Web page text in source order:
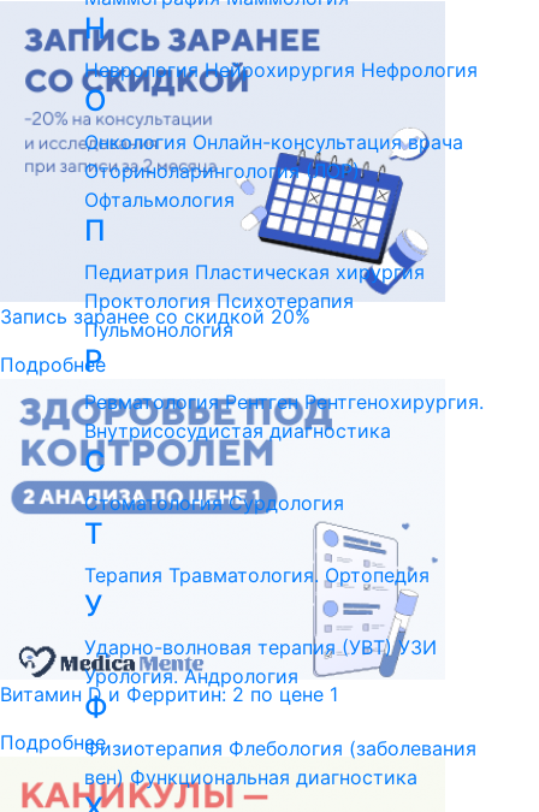
Запись заранее со скидкой 20%
Подробнее
Витамин D и Ферритин: 2 по цене 1
Подробнее
Н
Неврология Нейрохирургия Нефрология
О
Онкология Онлайн-консультация врача
Оториноларингология (ЛОР)
Офтальмология
П
Педиатрия Пластическая хирургия
Проктология Психотерапия
Пульмонология
Р
Ревматология Рентген Рентгенохирургия.
Внутрисосудистая диагностика
С
Стоматология Сурдология
Т
Терапия Травматология. Ортопедия
У
Ударно-волновая терапия (УВТ) УЗИ
Урология. Андрология
Ф
Физиотерапия Флебология (заболевания
вен) Функциональная диагностика